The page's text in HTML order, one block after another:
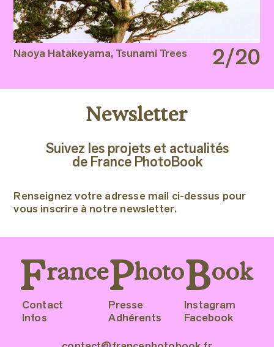
Naoya Hatakeyama, Tsunami Trees 2/20
Newsletter
Suivez les projets et actualités
de France PhotoBook
Renseignez votre adresse mail ci-dessus pour
vous inscrire à notre newsletter.
FrancePhotoBook
Contact
Infos
Presse
Adhérents
Instagram
Facebook